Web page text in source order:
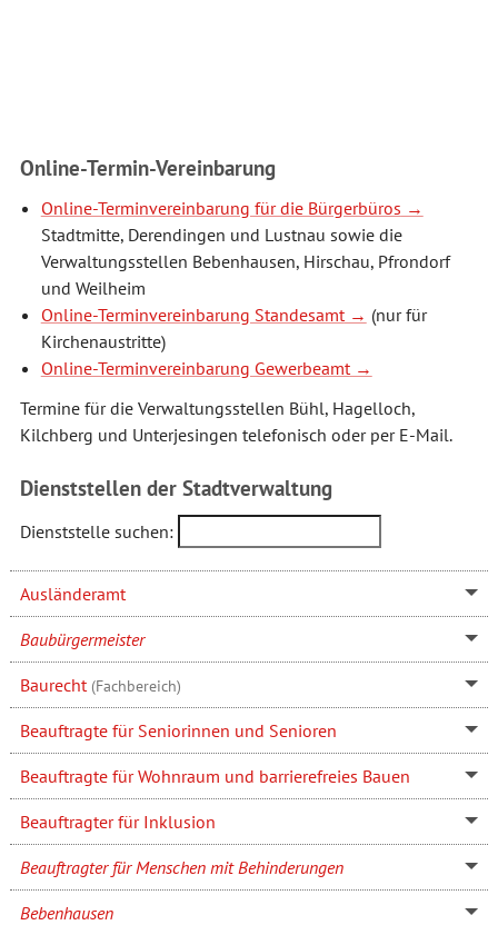
Online-Termin-Vereinbarung
Online-Terminvereinbarung für die Bürgerbüros
Stadtmitte, Derendingen und Lustnau sowie die
Verwaltungsstellen Bebenhausen, Hirschau, Pfrondorf
und Weilheim
Online-Terminvereinbarung Standesamt
(nur für
Kirchenaustritte)
Online-Terminvereinbarung Gewerbeamt
Termine für die Verwaltungsstellen Bühl, Hagelloch,
Kilchberg und Unterjesingen telefonisch oder per E-Mail.
Dienststellen der Stadtverwaltung
Dienststelle suchen:
Ausländeramt
Baubürgermeister
Baurecht (Fachbereich)
Beauftragte für Seniorinnen und Senioren
Beauftragte für Wohnraum und barrierefreies Bauen
Beauftragter für Inklusion
Beauftragter für Menschen mit Behinderungen
Bebenhausen